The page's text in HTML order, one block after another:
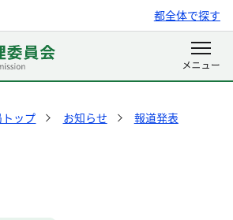
都全体で探す
ップ お知らせ
報道発表